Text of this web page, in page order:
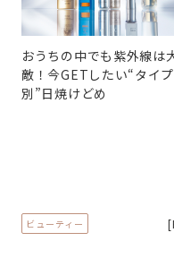
おうちの中でも紫外線は
敵！今GETしたい“タイプ
別”日焼けどめ
ビューティー